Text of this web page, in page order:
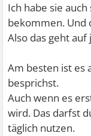
Ich habe sie
bekommen. Und
Also das geht auf
Am besten ist es
besprichst.
Auch wenn es
wird. Das darfst
täglich nutzen.